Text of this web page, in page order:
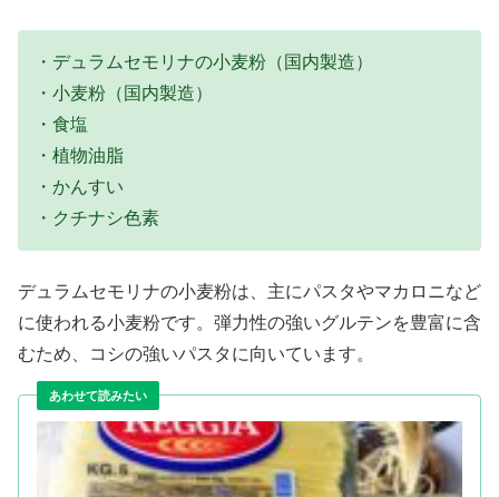
・デュラムセモリナの小麦粉（国内製造）
・小麦粉（国内製造）
・食塩
・植物油脂
・かんすい
・クチナシ色素
デュラムセモリナの小麦粉は、主にパスタやマカロニなど
に使われる小麦粉です。弾力性の強いグルテンを豊富に含
むため、コシの強いパスタに向いています。